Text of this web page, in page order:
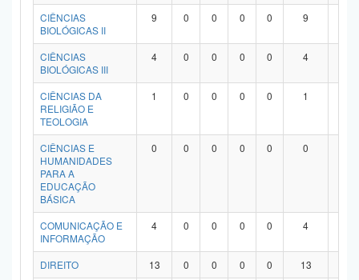
CIÊNCIAS
BIOLÓGICAS II
9 0 0 0 0 9
CIÊNCIAS
BIOLÓGICAS III
4 0 0 0 0 4
CIÊNCIAS DA
RELIGIÃO E
TEOLOGIA
1 0 0 0 0 1
CIÊNCIAS E
HUMANIDADES
PARA A
EDUCAÇÃO
BÁSICA
0 0 0 0 0 0
COMUNICAÇÃO E
INFORMAÇÃO
4 0 0 0 0 4
DIREITO 13 0 0 0 0 13